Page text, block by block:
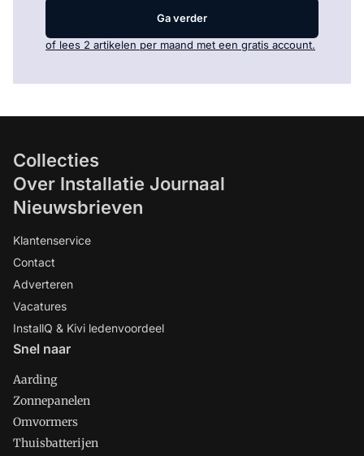
Ga verder
of lees 2 artikelen per maand met een gratis account.
Collecties
Over Installatie Journaal
Nieuwsbrieven
Klantenservice
Contact
Adverteren
Vacatures
InstallQ & Kivi ledenvoordeel
Snel naar
Aarding
Zonnepanelen
Omvormers
Thuisbatterijen